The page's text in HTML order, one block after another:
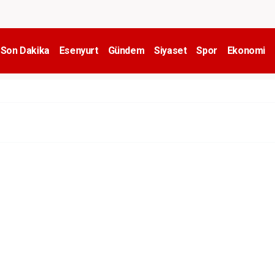
Son Dakika Esenyurt Gündem Siyaset Spor Ekonomi